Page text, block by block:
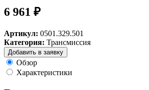
6 961 ₽
Артикул: 0501.329.501
Категория: Трансмиссия
Добавить в заявку
Обзор
Характеристики